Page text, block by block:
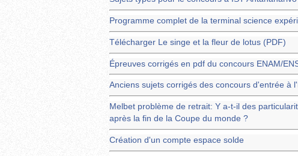
Programme complet de la terminal science
Télécharger Le singe et la fleur de lotus (PDF)
Épreuves corrigés en pdf du concours ENAM/
Anciens sujets corrigés des concours d'entrée à
Melbet problème de retrait: Y a-t-il des
après la fin de la Coupe du monde ?
Création d'un compte espace solde